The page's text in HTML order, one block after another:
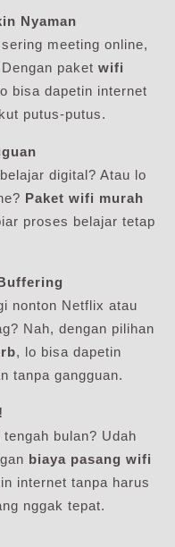
Nyaman
meeting online,
paket wifi
bisa dapetin internet
putus-putus.
digital? Atau lo
Paket wifi murah
proses belajar tetap
nonton Netflix atau
Nah, dengan pilihan
, lo bisa dapetin
tanpa gangguan.
bulan? Udah
biaya pasang wifi
internet tanpa harus
nggak tepat.